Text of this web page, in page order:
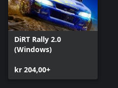
DiRT Rally 2.0
(Windows)
kr 204,00+